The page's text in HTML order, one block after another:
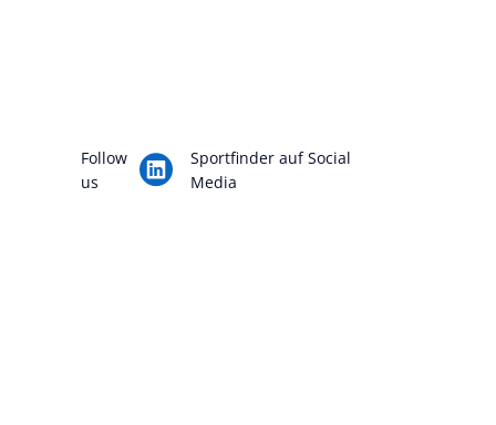
Follow
us
Sportfinder auf Social
Media